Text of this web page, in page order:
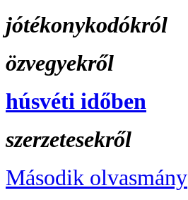
jótékonykodókról
özvegyekről
húsvéti időben
szerzetesekről
Második olvasmány